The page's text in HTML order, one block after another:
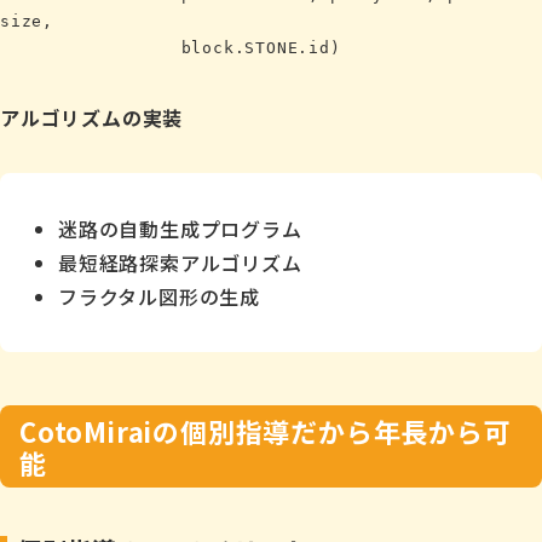
size,
アルゴリズムの実装
迷路の自動生成プログラム
最短経路探索アルゴリズム
フラクタル図形の生成
CotoMiraiの個別指導だから年長から可
能